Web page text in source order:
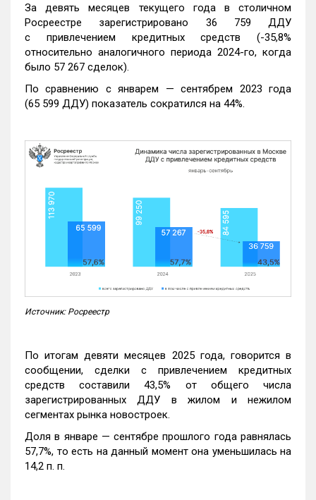
За девять месяцев текущего года в столичном
Росреестре зарегистрировано 36 759 ДДУ
с привлечением кредитных средств (-35,8%
относительно аналогичного периода 2024-го, когда
было 57 267 сделок).
По сравнению с январем — сентябрем 2023 года
(65 599 ДДУ) показатель сократился на 44%.
Источник: Росреестр
По итогам девяти месяцев 2025 года, говорится в
сообщении, сделки с привлечением кредитных
средств составили 43,5% от общего числа
зарегистрированных ДДУ в жилом и нежилом
сегментах рынка новостроек.
Доля в январе — сентябре прошлого года равнялась
57,7%, то есть на данный момент она уменьшилась на
14,2 п. п.